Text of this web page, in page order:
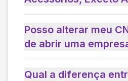
Posso alterar meu
de abrir uma
Qual a diferença